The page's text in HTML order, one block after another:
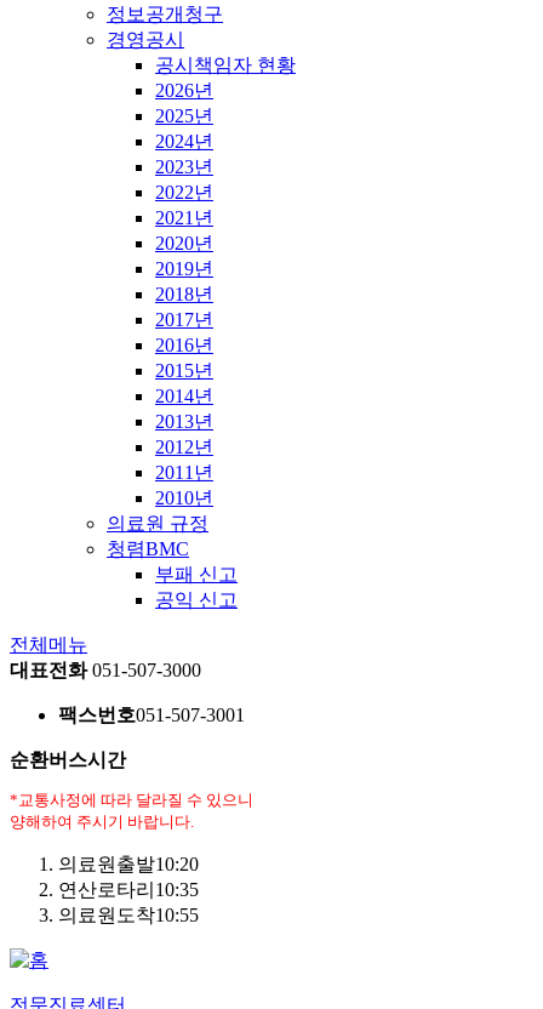
정보공개청구
경영공시
공시책임자 현황
2026년
2025년
2024년
2023년
2022년
2021년
2020년
2019년
2018년
2017년
2016년
2015년
2014년
2013년
2012년
2011년
2010년
의료원 규정
청렴BMC
부패 신고
공익 신고
전체메뉴
대표전화 051-507-3000
팩스번호051-507-3001
순환버스시간
*교통사정에 따라 달라질 수 있으니
양해하여 주시기 바랍니다.
의료원출발10:20
연산로타리 10:35
의료원도착10:55
전문진료센터